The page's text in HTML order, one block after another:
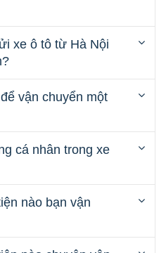
xe ô tô từ Hà Nội
vận chuyển một
cá nhân trong xe
nào bạn vận